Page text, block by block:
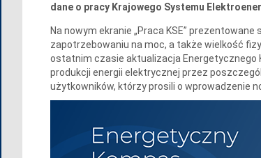
dane o pracy Krajowego Systemu
Na nowym ekranie „Praca KSE”
zapotrzebowaniu na moc, a także wielkość
ostatnim czasie aktualizacja Energetycznego
produkcji energii elektrycznej przez
użytkowników, którzy prosili o wprowadzenie